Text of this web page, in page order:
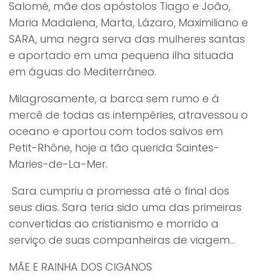
Salomé, mãe dos apóstolos Tiago e João,
Maria Madalena, Marta, Lázaro, Maximiliano e
SARA, uma negra serva das mulheres santas
e aportado em uma pequena ilha situada
em águas do Mediterrâneo.
Milagrosamente, a barca sem rumo e à
mercê de todas as intempéries, atravessou o
oceano e aportou com todos salvos em
Petit-Rhône, hoje a tão querida Saintes-
Maries-de-La-Mer.
Sara cumpriu a promessa até o final dos
seus dias. Sara teria sido uma das primeiras
convertidas ao cristianismo e morrido a
serviço de suas companheiras de viagem...
MÃE E RAINHA DOS CIGANOS